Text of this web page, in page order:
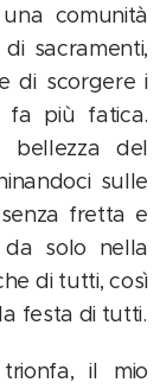
comunità
sacramenti,
di scorgere i
fa più fatica.
bellezza del
sulle
fretta e
da solo nella
di tutti, così
festa di tutti.
il mio